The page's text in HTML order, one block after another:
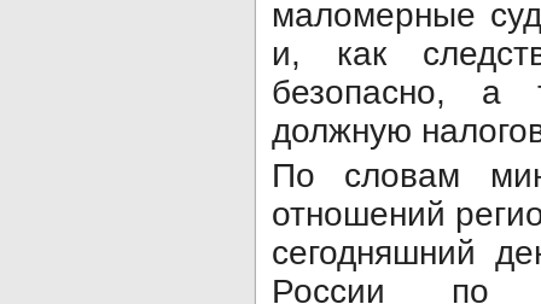
маломерные
и, как
безопасно, а
должную
По словам
отношений
сегодняшний
России по